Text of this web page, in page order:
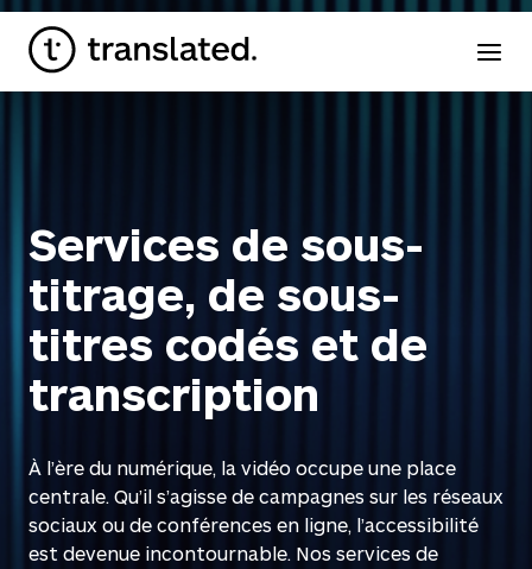
Services de sous-
titrage, de sous-
titres codés et de
transcription
À l’ère du numérique, la vidéo occupe une place
centrale. Qu’il s’agisse de campagnes sur les réseaux
sociaux ou de conférences en ligne, l’accessibilité
est devenue incontournable. Nos services de